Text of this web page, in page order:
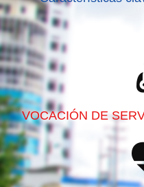
VOCACIÓN DE